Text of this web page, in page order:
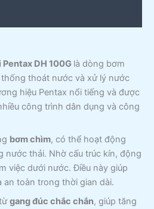
DH 100G là dòng bơm
thoát nước và xử lý nước
hiệu Pentax nổi tiếng và được
công trình dân dụng và công
bơm chìm, có thể hoạt động
nước thải. Nhờ cấu trúc kín, động
việc dưới nước. Điều này giúp
an toàn trong thời gian dài.
gang đúc chắc chắn, giúp tăng